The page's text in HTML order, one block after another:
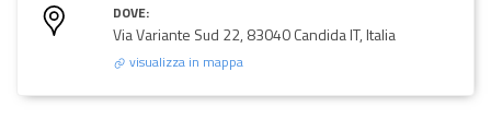
DOVE:
Via Variante Sud 22, 83040 Candida IT, Italia
visualizza in mappa